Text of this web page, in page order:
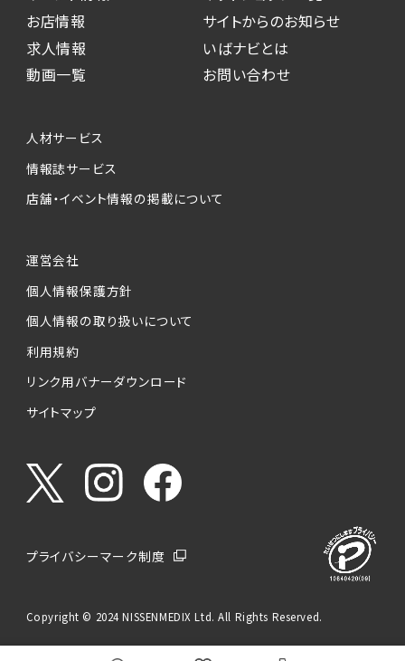
お店情報
求人情報
動画一覧
サイトからのお知らせ
いばナビとは
お問い合わせ
人材サービス
情報誌サービス
店舗・イベント情報の掲載について
運営会社
個人情報保護方針
個人情報の取り扱いについて
利用規約
リンク用バナーダウンロード
サイトマップ
プライバシーマーク制度
Copyright © 2024 NISSENMEDIX Ltd. All Rights Reserved.